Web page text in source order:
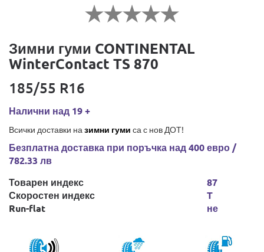
Зимни гуми CONTINENTAL
WinterContact TS 870
185/55 R16
Налични над 19 +
Всички доставки на зимни гуми са с нов ДОТ!
Безплатна доставка при поръчка над 400 евро /
782.33 лв
Товарен индекс
Скоростен индекс
Run-flat
87
T
не